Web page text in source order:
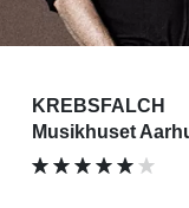
KREBSFALCH
Musikhuset